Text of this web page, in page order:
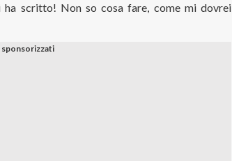
scritto! Non so cosa fare, come mi dovrei